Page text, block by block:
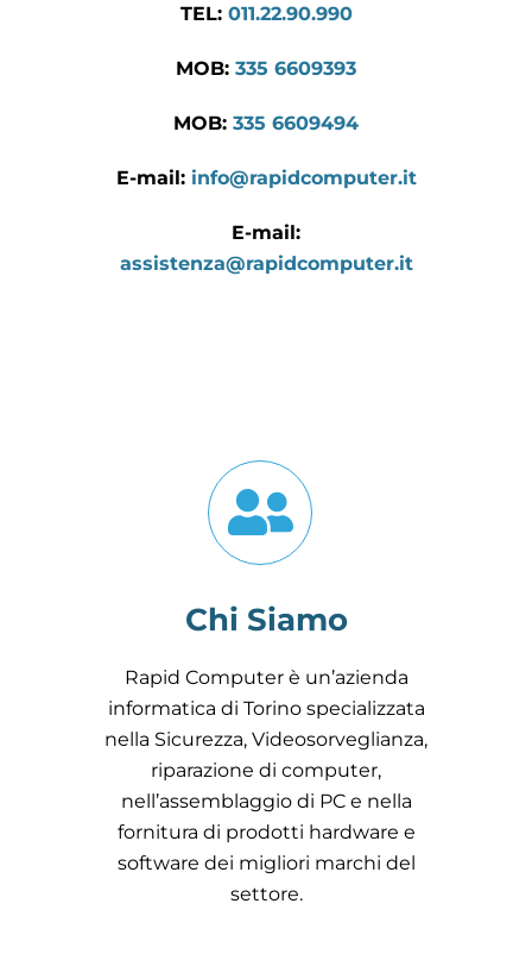
TEL: 011.22.90.990
MOB: 335 6609393
MOB: 335 6609494
E-mail: info@rapidcomputer.it
E-mail:
assistenza@rapidcomputer.it
Chi Siamo
Rapid Computer è un’azienda
informatica di Torino specializzata
nella Sicurezza, Videosorveglianza,
riparazione di computer,
nell’assemblaggio di PC e nella
fornitura di prodotti hardware e
software dei migliori marchi del
settore.